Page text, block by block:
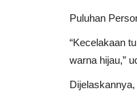
Puluhan
“Kecelakaan
warna hijau,”